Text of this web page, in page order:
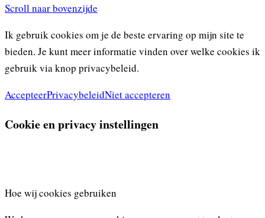
Scroll naar bovenzijde
Ik gebruik cookies om je de beste ervaring op mijn site te
bieden. Je kunt meer informatie vinden over welke cookies ik
gebruik via knop privacybeleid.
AccepteerPrivacybeleidNiet accepteren
Cookie en privacy instellingen
Hoe wij cookies gebruiken